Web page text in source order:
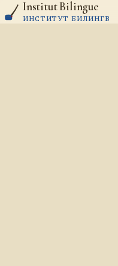
Aller au contenu
Institut Bilingue
ИНСТИТУТ БИЛИНГВ